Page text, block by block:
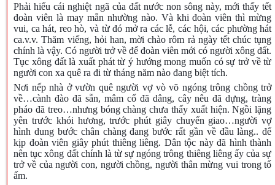
Phải hiểu cái nghiệt ngã của đất nước non sông này, mới thấy tết
đoàn viên là may mắn nhường nào. Và khi đoàn viên thì mừng
vui, ca hát, reo hò, và từ đó mở ra các lễ, các hội, các phường hát
ca.v.v. Thăm viếng, hỏi han, mời chào rôm rả ngày tết chúc tụng
chính là vậy. Có người trở về để đoàn viên mới có người xông đất.
Tục xông đất là xuất phát từ ý hướng mong muốn có sự trở về từ
người con xa quê ra đi từ tháng năm nào đang biệt tích.
Nơi nếp nhà ở vườn quê người vợ vò võ ngóng trông chồng trở
về…cành đào đã sẵn, mâm cổ đã dâng, cây nêu đã dựng, tràng
pháo đã treo…nhưng bóng chàng chưa thấy xuất hiện. Ngồi lặng
yên trước khói hương, trước phút giây chuyển giao…người vợ
hình dung bước chân chàng đang bước rất gần về đầu làng.. để
kịp đoàn viên giây phút thiêng liêng. Dân tộc này đã hình thành
nên tục xông đất chính là từ sự ngóng trông thiêng liêng ấy của sự
trở về của người con, người chồng, người thân mừng vui trong tổ
ấm.